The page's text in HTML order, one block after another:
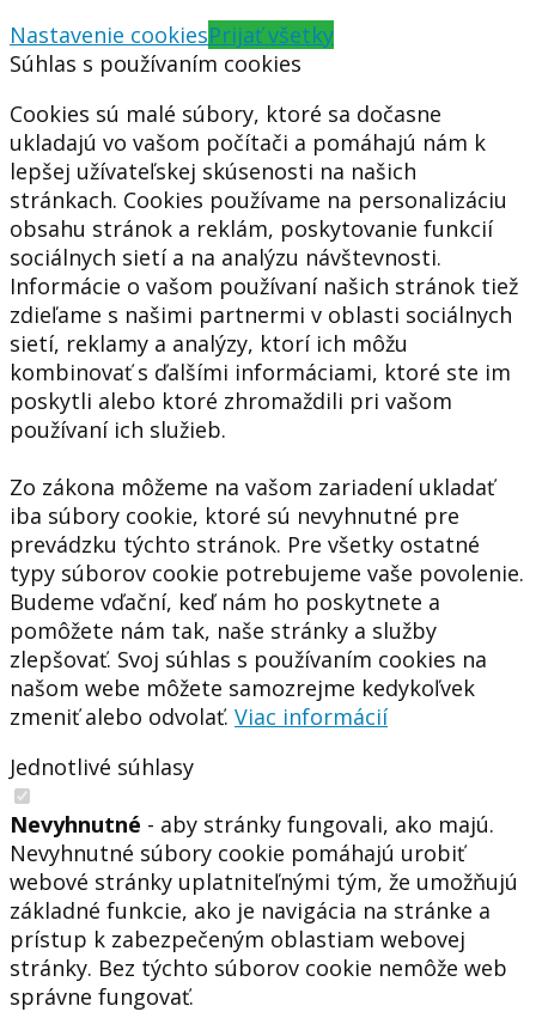
Nastavenie cookiesPrijať všetky
Súhlas s používaním cookies
Cookies sú malé súbory, ktoré sa dočasne
ukladajú vo vašom počítači a pomáhajú nám k
lepšej užívateľskej skúsenosti na našich
stránkach. Cookies používame na personalizáciu
obsahu stránok a reklám, poskytovanie funkcií
sociálnych sietí a na analýzu návštevnosti.
Informácie o vašom používaní našich stránok tiež
zdieľame s našimi partnermi v oblasti sociálnych
sietí, reklamy a analýzy, ktorí ich môžu
kombinovať s ďalšími informáciami, ktoré ste im
poskytli alebo ktoré zhromaždili pri vašom
používaní ich služieb.
Zo zákona môžeme na vašom zariadení ukladať
iba súbory cookie, ktoré sú nevyhnutné pre
prevádzku týchto stránok. Pre všetky ostatné
typy súborov cookie potrebujeme vaše povolenie.
Budeme vďační, keď nám ho poskytnete a
pomôžete nám tak, naše stránky a služby
zlepšovať. Svoj súhlas s používaním cookies na
našom webe môžete samozrejme kedykoľvek
zmeniť alebo odvolať. Viac informácií
Jednotlivé súhlasy
Nevyhnutné - aby stránky fungovali, ako majú.
Nevyhnutné súbory cookie pomáhajú urobiť
webové stránky uplatniteľnými tým, že umožňujú
základné funkcie, ako je navigácia na stránke a
prístup k zabezpečeným oblastiam webovej
stránky. Bez týchto súborov cookie nemôže web
správne fungovať.